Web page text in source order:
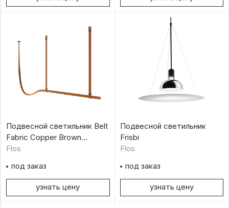
Подвесной светильник Belt
Fabric Copper Brown
Casambi 2000mm
Flos
под заказ
узнать цену
Подвесной светильник
Frisbi
Flos
под заказ
узнать цену